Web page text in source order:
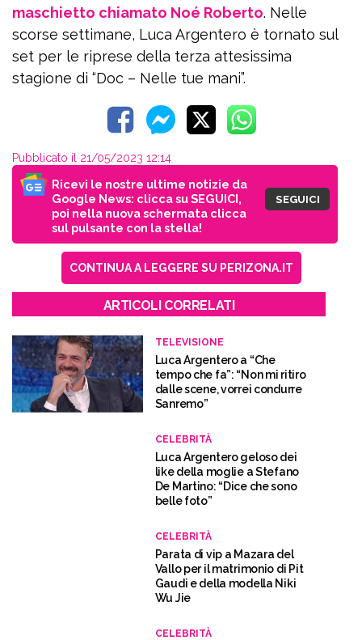
maschietto chiamato Noé Roberto. Nelle
scorse settimane, Luca Argentero è tornato sul
set per le riprese della terza attesissima
stagione di “Doc – Nelle tue mani”.
Pubblicato il 21/05/2023 12:14
Ricevi le nostre ultime notizie da
Google News: clicca su SEGUICI,
poi nella nuova schermata clicca
sul pulsante con la stella!
SEGUICI
CONTINUA A LEGGERE SU PERIZONA.IT
ARTICOLI CORRELATI
TELEVISIONE
Luca Argentero a “Che
tempo che fa”: “Non mi ritiro
dalle scene, vorrei condurre
Sanremo”
CELEBRITÀ
Luca Argentero geloso dei
like della moglie a Stefano
De Martino: “Dice che sono
belle foto”
CELEBRITÀ
Parata di vip a Mazara del
Vallo per il matrimonio di Pit
Gaudi e della modella Niki
Wu Jie
CELEBRITÀ